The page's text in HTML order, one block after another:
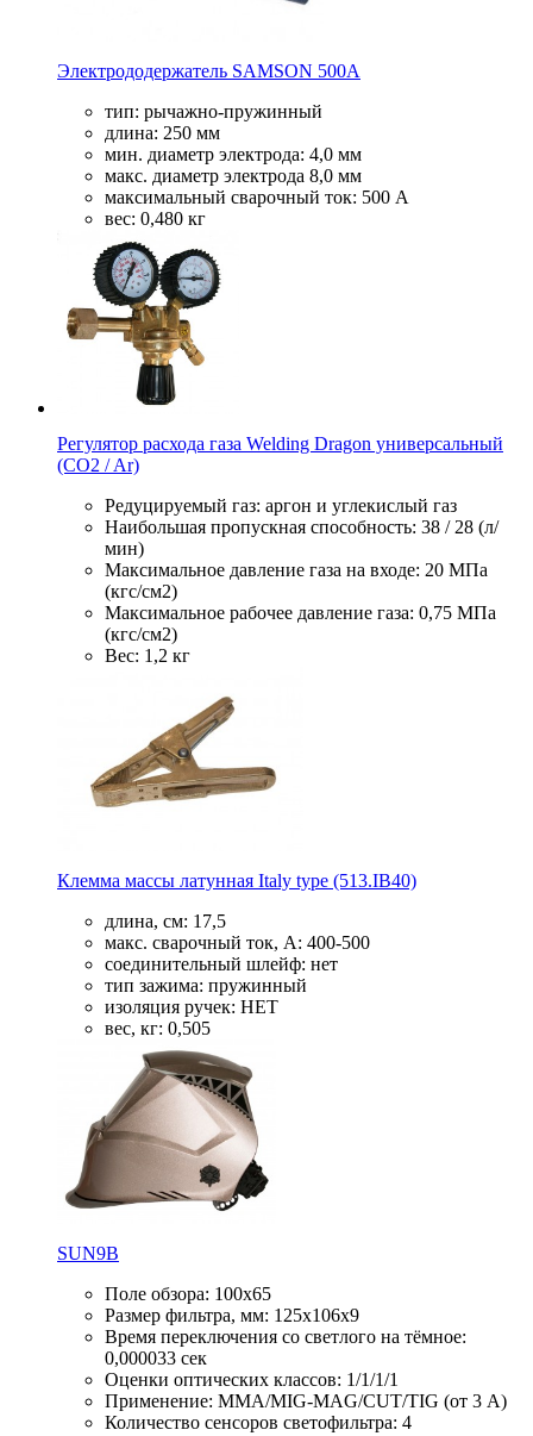
Электрододержатель SAMSON 500А
тип: рычажно-пружинный
длина: 250 мм
мин. диаметр электрода: 4,0 мм
макс. диаметр электрода 8,0 мм
максимальный сварочный ток: 500 А
вес: 0,480 кг
Регулятор расхода газа Welding Dragon универсальный
(CO2 / Ar)
Редуцируемый газ: аргон и углекислый газ
Наибольшая пропускная способность: 38 / 28 (л/
мин)
Максимальное давление газа на входе: 20 МПа
(кгс/см2)
Максимальное рабочее давление газа: 0,75 МПа
(кгс/см2)
Вес: 1,2 кг
Клемма массы латунная Italy type (513.IB40)
длина, см: 17,5
макс. сварочный ток, А: 400-500
соединительный шлейф: нет
тип зажима: пружинный
изоляция ручек: НЕТ
вес, кг: 0,505
SUN9B
Поле обзора: 100x65
Размер фильтра, мм: 125х106x9
Время переключения со светлого на тёмное:
0,000033 сек
Оценки оптических классов: 1/1/1/1
Применение: MMA/MIG-MAG/CUT/TIG (от 3 А)
Количество сенсоров светофильтра: 4